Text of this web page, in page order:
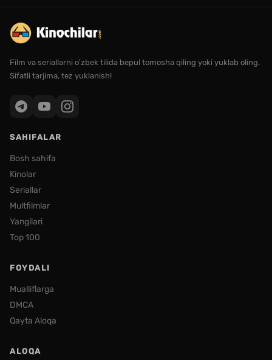
Film va seriallarni o'zbek tilida bepul tomosha qiling yoki yuklab oling.
Sifatli tarjima, tez yuklanish!
SAHIFALAR
Bosh sahifa
Kinolar
Seriallar
Multfilmlar
Yangilari
Top 100
FOYDALI
Mualliflarga
DMCA
Qayta Aloqa
ALOQA